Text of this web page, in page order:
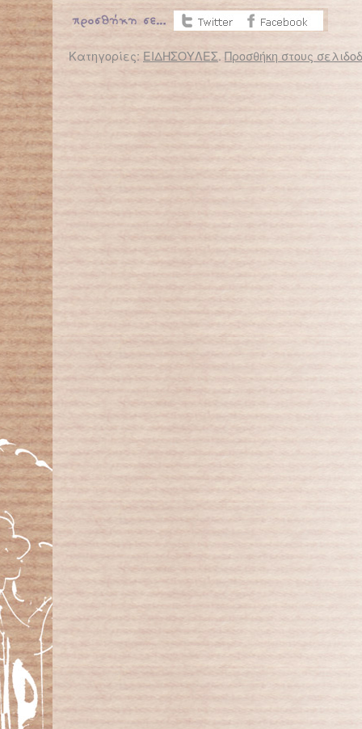
Κατηγορίες: ΕΙΔΗΣΟΥΛΕΣ. Προσθήκη στους
← Επιστροφή στο %s
Σε έκτακτη ανάγκη όλος ο πλανήτης για την πολιομυελίτιδα